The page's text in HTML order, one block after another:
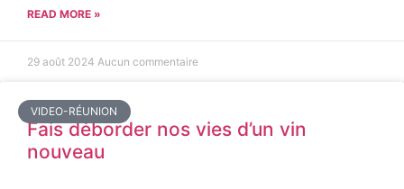
READ MORE »
29 août 2024 Aucun commentaire
VIDEO-RÉUNION
Fais déborder nos vies d’un vin
nouveau